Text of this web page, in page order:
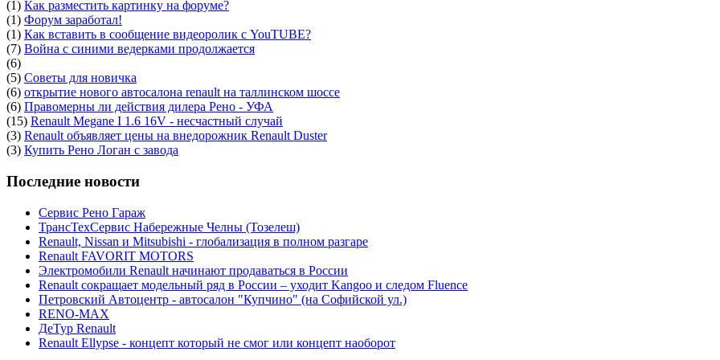
(1) Как разместить картинку на форуме?
(1) Форум заработал!
(1) Как вставить в сообщение видеоролик с YouTUBE?
(7) Война с синими ведерками продолжается
(6)
(5) Советы для новичка
(6) открытие нового автосалона renault на таллинском шоссе
(6) Правомерны ли действия дилера Рено - УФА
(15) Renault Megane I 1.6 16V - несчастный случай
(3) Renault объявляет цены на внедорожник Renault Duster
(3) Купить Рено Логан с завода
Последние новости
Сервис Рено Гараж
ТрансТехСервис Набережные Челны (Тозелеш)
Renault, Nissan и Mitsubishi - глобализация в полном разгаре
Renault FAVORIT MOTORS
Электромобили Renault начинают продаваться в России
Renault сокращает модельный ряд в России – уходит Kangoo и следом Fluence
Петровский Автоцентр - автосалон "Купчино" (на Софийской ул.)
RENO-MAX
ДеТур Renault
Renault Ellypse - концепт который не смог или концепт наоборот